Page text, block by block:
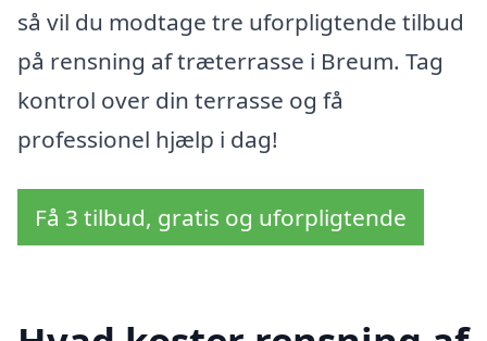
så vil du modtage tre uforpligtende tilbud
på rensning af træterrasse i Breum. Tag
kontrol over din terrasse og få
professionel hjælp i dag!
Få 3 tilbud, gratis og uforpligtende